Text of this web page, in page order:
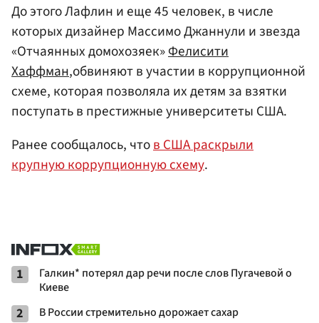
До этого Лафлин и еще 45 человек, в числе
которых дизайнер Массимо Джаннули и звезда
«Отчаянных домохозяек»Фелисити
Хаффман,обвиняют в участии в коррупционной
схеме, которая позволяла их детям за взятки
поступать в престижные университеты США.
Ранее сообщалось, чтов США раскрыли
крупную коррупционную схему.
1
Галкин* потерял дар речи после слов Пугачевой о
Киеве
2 В России стремительно дорожает сахар